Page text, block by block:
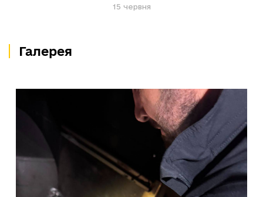
15 червня
Галерея